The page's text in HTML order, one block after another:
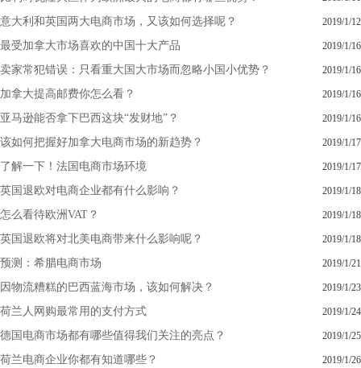
意大利和英国两大电商市场，又该如何选择呢？ 2019/1/12
最受加拿大市场喜欢的中国十大产品 2019/1/16
卖家常犯错误：只看重大国大市场而忽略小国小优势？ 2019/1/16
加拿大提高邮费你怎么看？ 2019/1/16
亚马逊能否拿下巴西这块“发财地”？ 2019/1/16
该如何把握好加拿大电商市场的新趋势？ 2019/1/17
了解一下！法国电商市场环境 2019/1/17
英国退欧对电商企业都有什么影响？ 2019/1/18
怎么看待欧洲VAT？ 2019/1/18
英国退欧将对北美电商带来什么影响呢？ 2019/1/18
预测：希腊电商市场 2019/1/21
因物流糟糕的巴西蓝海市场，该如何解决？ 2019/1/23
荷兰人网购最常用的支付方式 2019/1/24
德国电商市场都有哪些值得我们关注的亮点？ 2019/1/25
荷兰电商企业你都有知道哪些？ 2019/1/26